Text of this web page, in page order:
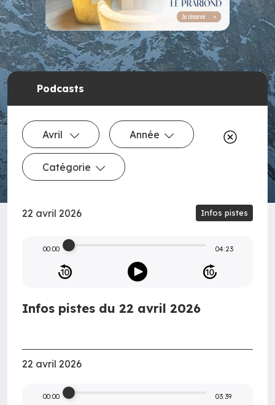
Podcasts
Avril Année
Catégorie
22 avril 2026 Infos pistes
00:00 04:23
Infos pistes du 22 avril 2026
22 avril 2026
00:00 03:39